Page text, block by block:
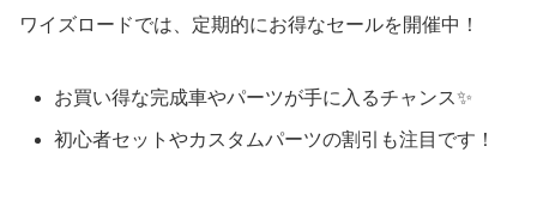
ワイズロードでは、定期的にお得なセールを開催中！
お買い得な完成車やパーツが手に入るチャンス✨
初心者セットやカスタムパーツの割引も注目です！